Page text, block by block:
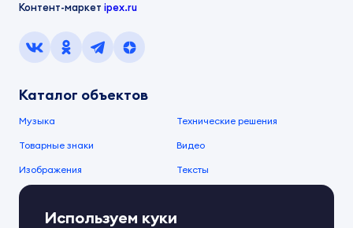
Контент-маркет ipex.ru
Каталог объектов
Музыка Технические решения
Товарные знаки Видео
Изображения Тексты
О компании
О сервисеИспользуем куки